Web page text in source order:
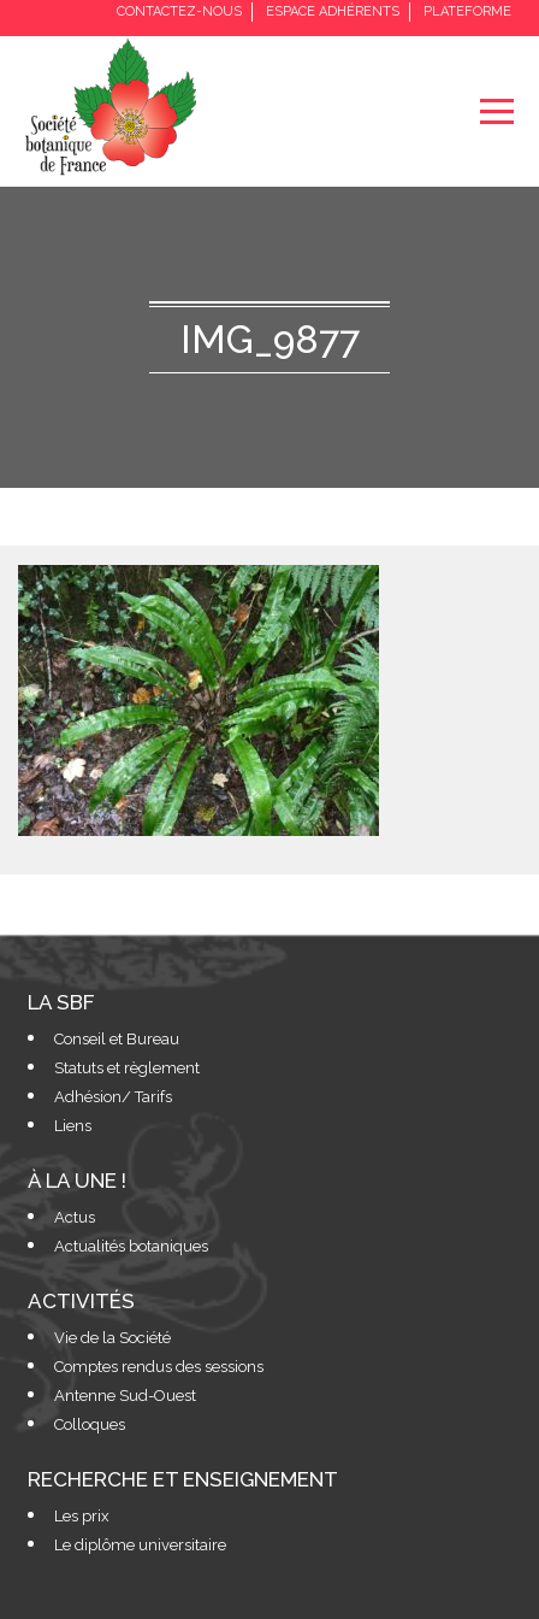
CONTACTEZ-NOUS ESPACE ADHÉRENTS PLATEFORME
IMG_9877
LA SBF
Conseil et Bureau
Statuts et règlement
Adhésion/ Tarifs
Liens
À LA UNE !
Actus
Actualités botaniques
ACTIVITÉS
Vie de la Société
Comptes rendus des sessions
Antenne Sud-Ouest
Colloques
RECHERCHE ET ENSEIGNEMENT
Les prix
Le diplôme universitaire